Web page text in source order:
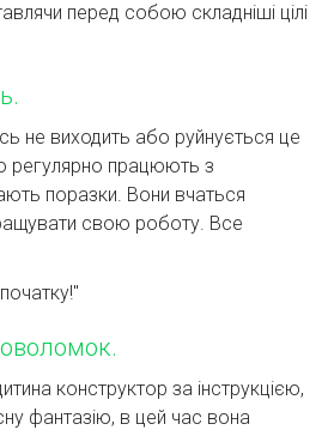
перед собою складніші цілі
не виходить або руйнується це
регулярно працюють з
поразки. Вони вчаться
свою роботу. Все
конструктор за інструкцією,
фантазію, в цей час вона